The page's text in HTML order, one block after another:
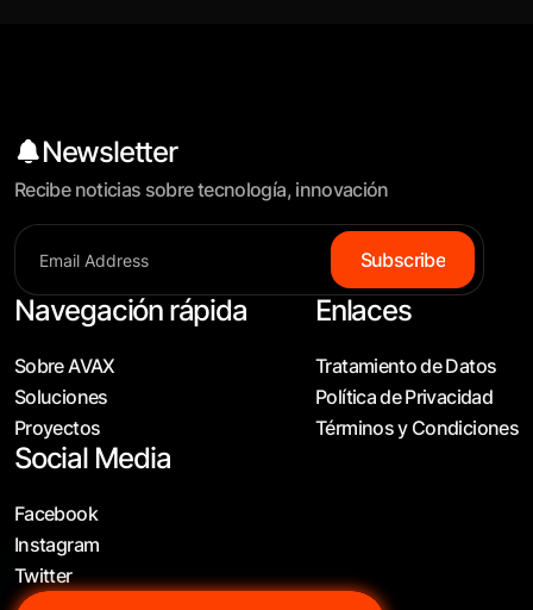
Newsletter
Recibe noticias sobre tecnología, innovación
Subscribe
Navegación rápida
Sobre AVAX
Soluciones
Proyectos
Enlaces
Tratamiento de Datos
Política de Privacidad
Términos y Condiciones
Social Media
Facebook
Instagram
Twitter